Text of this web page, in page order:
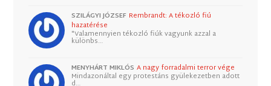
SZILÁGYI JÓZSEF Rembrandt: A tékozló fiú
hazatérése
"Valamennyien tékozló fiúk vagyunk azzal a
különbs…
MENYHÁRT MIKLÓS A nagy forradalmi terror vége
Mindazonáltal egy protestáns gyülekezetben adott